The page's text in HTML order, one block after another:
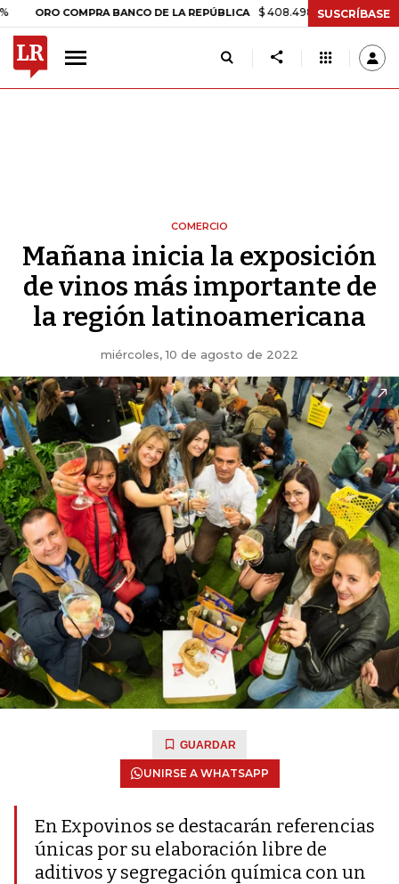
COMPRA BANCO DE LA REPÚBLICA $ 408.498,97 +$ 8.753,81 +2,19%
SUSCRÍBASE
COMERCIO
Mañana inicia la exposición
de vinos más importante de
la región latinoamericana
miércoles, 10 de agosto de 2022
GUARDAR
UNIRSE A WHATSAPP
En Expovinos se destacarán referencias
únicas por su elaboración libre de
aditivos y segregación química con un